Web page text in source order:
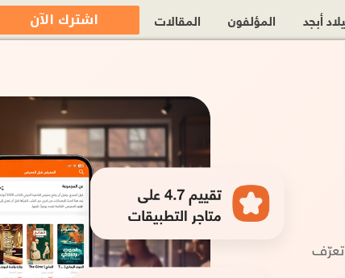
أبجد المؤلفون المقالات اشترك الآن